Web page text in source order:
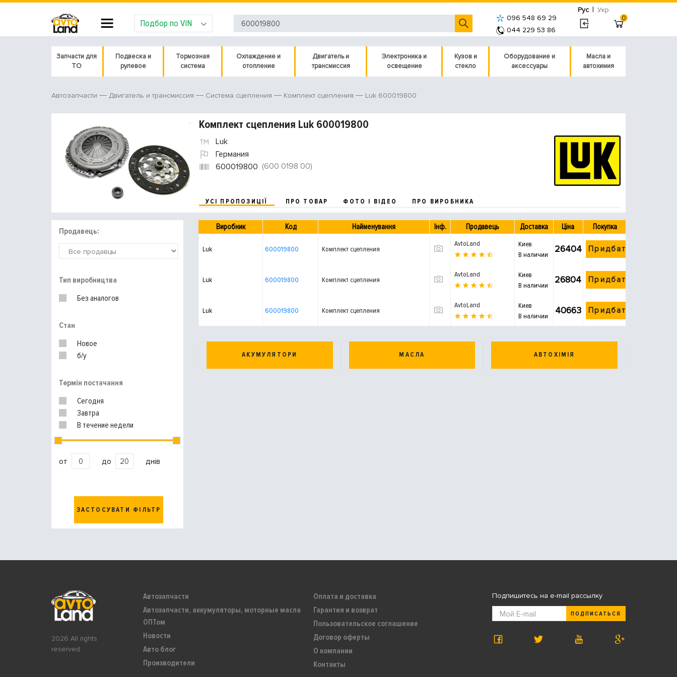
Рус | Укр
Подбор по VIN
096 548 69 29
044 229 53 86
0
Запчасти для
ТО
Подвеска и
рулевое
Тормозная
система
Охлаждение и
отопление
Двигатель и
трансмиссия
Электроника и
освещение
Кузов и
стекло
Оборудование и
аксессуары
Масла и
автохимия
Автозапчасти Двигатель и трансмиссия Система сцепления Комплект сцепления Luk 600019800
Комплект сцепления Luk 600019800
Luk
Германия
600019800 (600 0198 00)
УСІ ПРОПОЗИЦІЇ ПРО ТОВАР ФОТО І ВІДЕО ПРО ВИРОБНИКА
Продавець:
Тип виробництва
Без аналогов
Стан
Новое
б/у
Термін постачання
Сегодня
Завтра
В течение недели
от до днів
ЗАСТОСУВАТИ ФІЛЬТР
Виробник Код Найменування Інф. Продавець Доставка Ціна Покупка
Luk 600019800 Комплект сцепления
AvtoLand
Киев
В наличии
26404 Придбати
Luk 600019800 Комплект сцепления
AvtoLand
Киев
В наличии
26804 Придбати
Luk 600019800 Комплект сцепления
AvtoLand
Киев
В наличии
40663 Придбати
АКУМУЛЯТОРИ МАСЛА АВТОХІМІЯ
2026 All rights
reserved
Автозапчасти
Автозапчасти, аккумуляторы, моторные масла
ОПТом
Новости
Авто блог
Производители
Оплата и доставка
Гарантия и возврат
Пользовательское соглашение
Договор оферты
О компании
Контакты
Подпишитесь на e-mail рассылку
ПОДПИСАТЬСЯ